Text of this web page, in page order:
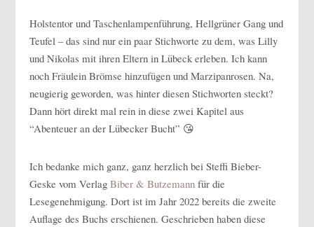
Holstentor und Taschenlampenführung, Hellgrüner Gang und
Teufel – das sind nur ein paar Stichworte zu dem, was Lilly
und Nikolas mit ihren Eltern in Lübeck erleben. Ich kann
noch Fräulein Brömse hinzufügen und Marzipanrosen. Na,
neugierig geworden, was hinter diesen Stichworten steckt?
Dann hört direkt mal rein in diese zwei Kapitel aus
“Abenteuer an der Lübecker Bucht” 😘
Ich bedanke mich ganz, ganz herzlich bei Steffi Bieber-
Geske vom VerlagBiber & Butzemann für die
Lesegenehmigung. Dort ist im Jahr 2022 bereits die zweite
Auflage des Buchs erschienen. Geschrieben haben diese